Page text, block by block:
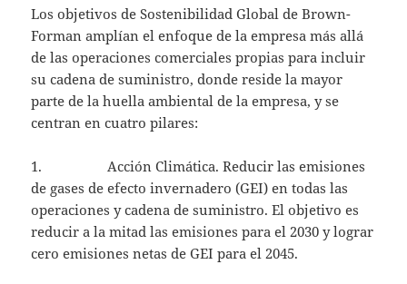
Los objetivos de Sostenibilidad Global de Brown-
Forman amplían el enfoque de la empresa más allá
de las operaciones comerciales propias para incluir
su cadena de suministro, donde reside la mayor
parte de la huella ambiental de la empresa, y se
centran en cuatro pilares:
1. Acción Climática. Reducir las emisiones
de gases de efecto invernadero (GEI) en todas las
operaciones y cadena de suministro. El objetivo es
reducir a la mitad las emisiones para el 2030 y lograr
cero emisiones netas de GEI para el 2045.